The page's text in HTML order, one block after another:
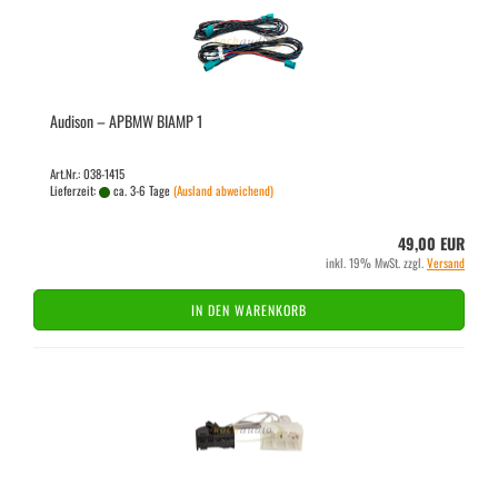
Audi­son – APBMW BIAMP 1
Art.Nr.: 038-1415
Lieferzeit:
ca. 3-6 Tage(Ausland abweichend)
49,00 EUR
inkl. 19% MwSt. zzgl.Versand
IN DEN WARENKORB